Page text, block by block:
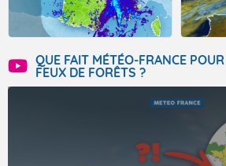
QUE FAIT MÉTÉO-FRANCE
FEUX DE FORÊTS ?